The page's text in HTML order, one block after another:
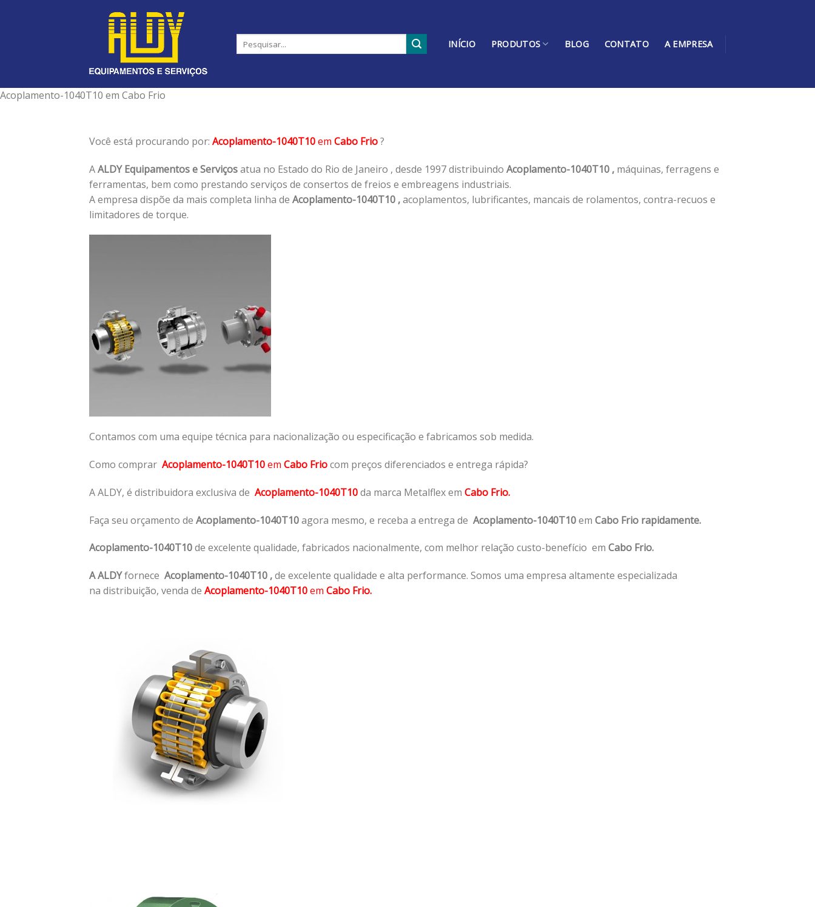
INÍCIO PRODUTOS BLOG CONTATO A EMPRESA
Acoplamento-1040T10 em Cabo Frio
Você está procurando por: Acoplamento-1040T10em Cabo Frio?
AALDY Equipamentos e Serviçosatua no Estado do Rio de Janeiro , desde 1997 distribuindo Acoplamento-1040T10 , máquinas, ferragens e
ferramentas, bem como prestando serviços de consertos de freios e embreagens industriais.
A empresa dispõe da mais completa linha de Acoplamento-1040T10 ,acoplamentos, lubrificantes, mancais de rolamentos, contra-recuos e
limitadores de torque.
Contamos com uma equipe técnica para nacionalização ou especificação e fabricamos sob medida.
Como comprar Acoplamento-1040T10em Cabo Friocom preços diferenciados e entrega rápida?
A ALDY, é distribuidora exclusiva de Acoplamento-1040T10da marca Metalflex em Cabo Frio.
Faça seu orçamento de Acoplamento-1040T10agora mesmo, e receba a entrega de Acoplamento-1040T10em Cabo Frio rapidamente.
Acoplamento-1040T10de excelente qualidade, fabricados nacionalmente, com melhor relação custo-benefício em Cabo Frio.
A ALDYfornece Acoplamento-1040T10 ,de excelente qualidade e alta performance. Somos uma empresa altamente especializada
na distribuição, venda de Acoplamento-1040T10em Cabo Frio.